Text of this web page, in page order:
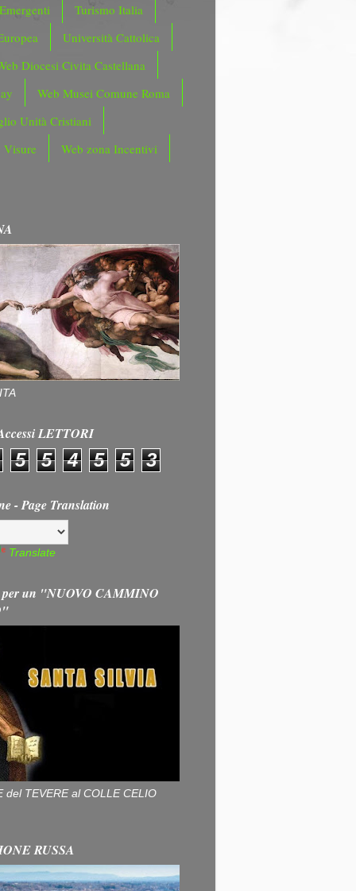
Turismo Italia
Università Cattolica
Diocesi Civita Castellana
Web Musei Comune Roma
Unità Cristiani
Visure
Web zona Incentivi
LETTORI
5 5 4 5 5 3
- Page Translation
Translate
per un "NUOVO CAMMINO
del TEVERE al COLLE CELIO
RUSSA